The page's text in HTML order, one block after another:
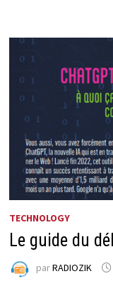
TECHNOLOGY
Le guide du
parRADIOZIK